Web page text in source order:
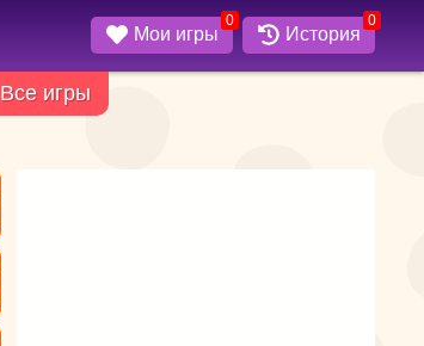
Мои игры
0
История
0
Все игры